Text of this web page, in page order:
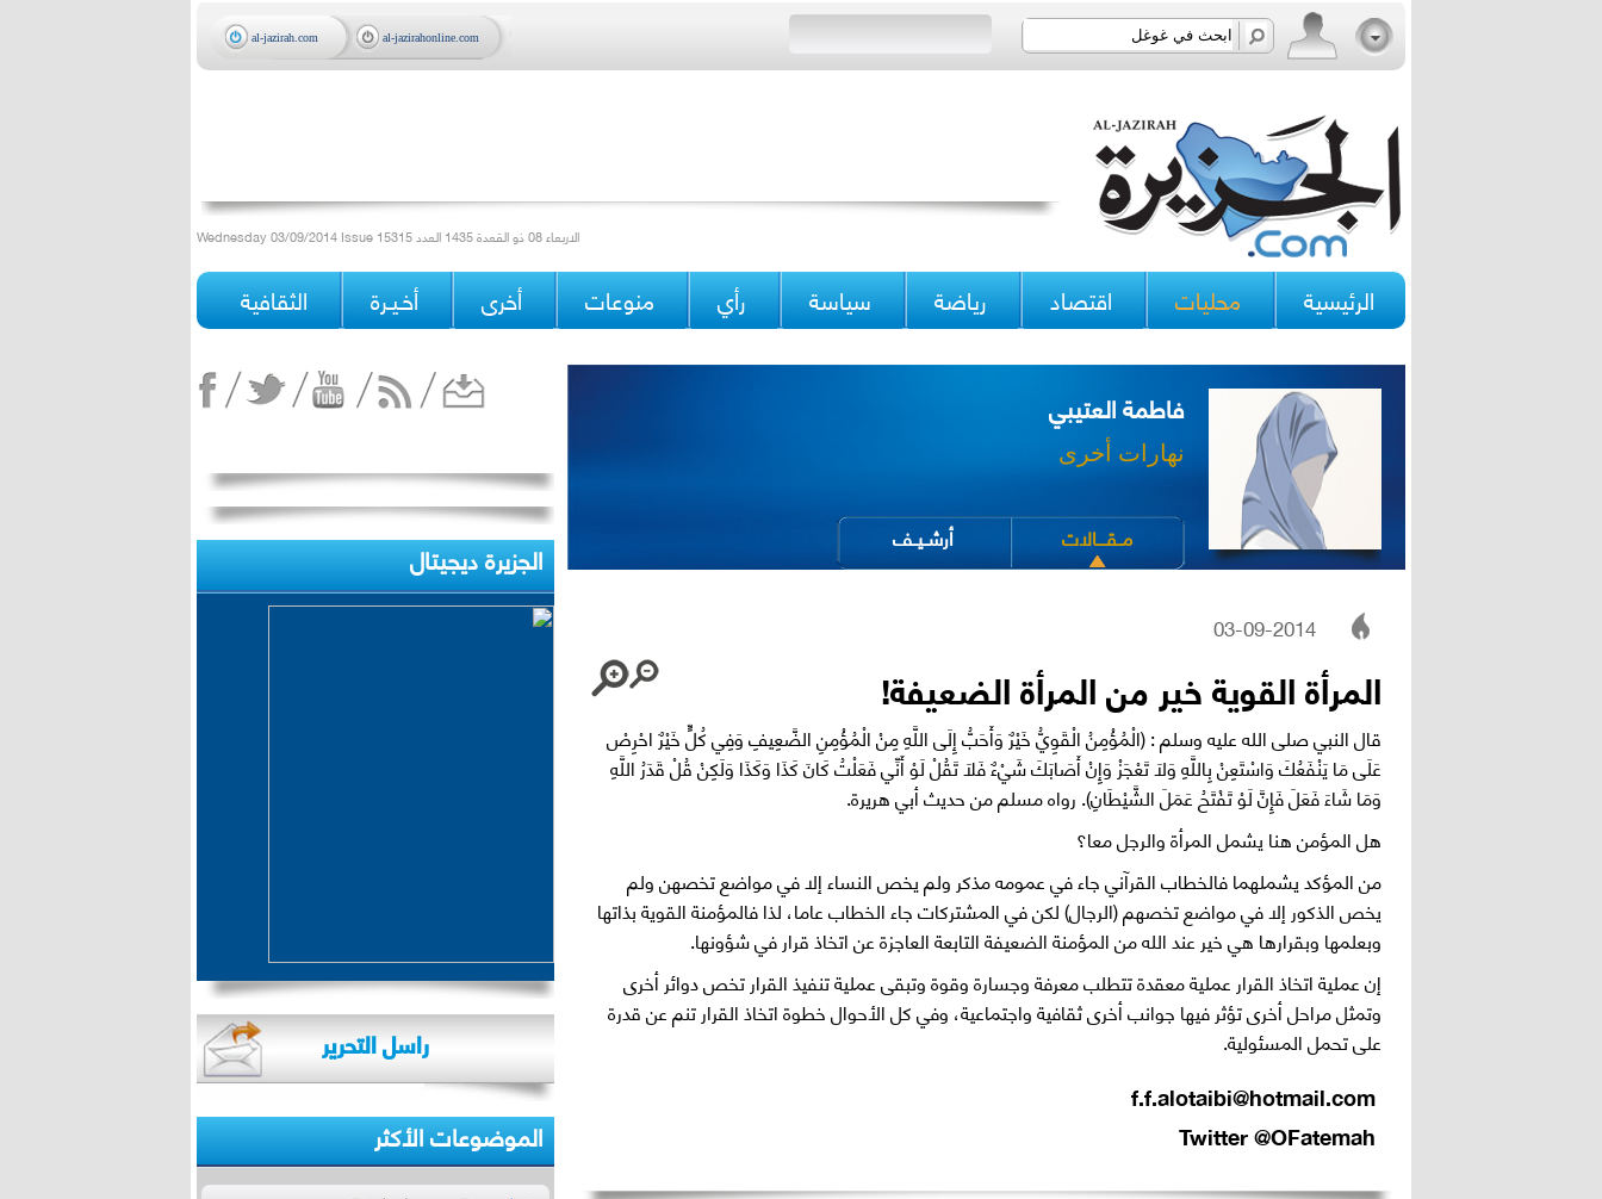
al-jazirah.com al-jazirahonline.com
Wednesday 03/09/2014 Issue 15315 الاربعاء 08 ذو القعدة 1435 العدد
الرئيسية محليات اقتصاد رياضة سياسة رأي منوعات أخرى أخـيـرة الثقافية
فاطمة العتيبي
نهارات أخرى
مــقــــالات أرشــيــف
03-09-2014
المرأة القوية خير من المرأة الضعيفة!
قال النبي صلى الله عليه وسلم : (الْمُؤْمِنُ الْقَوِيُّ خَيْرٌ وَأَحَبُّ إِلَى اللَّهِ مِنْ الْمُؤْمِنِ الضَّعِيفِ وَفِي كُلٍّ خَيْرٌ احْرِصْ
عَلَى مَا يَنْفَعُكَ وَاسْتَعِنْ بِاللَّهِ وَلَا تَعْجَزْ وَإِنْ أَصَابَكَ شَيْءٌ فَلَا تَقُلْ لَوْ أَنِّي فَعَلْتُ كَانَ كَذَا وَكَذَا وَلَكِنْ قُلْ قَدَرُ اللَّهِ
وَمَا شَاءَ فَعَلَ فَإِنَّ لَوْ تَفْتَحُ عَمَلَ الشَّيْطَانِ). رواه مسلم من حديث أبي هريرة.
هل المؤمن هنا يشمل المرأة والرجل معا؟
من المؤكد يشملهما فالخطاب القرآني جاء في عمومه مذكر ولم يخص النساء إلا في مواضع تخصهن ولم
يخص الذكور إلا في مواضع تخصهم (الرجال) لكن في المشتركات جاء الخطاب عاما، لذا فالمؤمنة القوية بذاتها
وبعلمها وبقرارها هي خير عند الله من المؤمنة الضعيفة التابعة العاجزة عن اتخاذ قرار في شؤونها.
إن عملية اتخاذ القرار عملية معقدة تتطلب معرفة وجسارة وقوة وتبقى عملية تنفيذ القرار تخص دوائر أخرى
وتمثل مراحل أخرى تؤثر فيها جوانب أخرى ثقافية واجتماعية، وفي كل الأحوال خطوة اتخاذ القرار تنم عن قدرة
على تحمل المسئولية.
f.f.alotaibi@hotmail.com
Twitter @OFatemah
الجزيرة ديجيتال
راسل التحرير
الموضوعات الأكثر